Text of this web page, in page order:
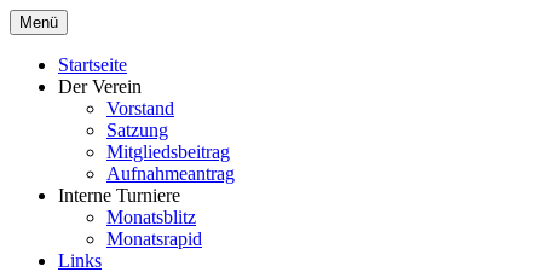
Zum
Inhalt
springen
Menü
Startseite
Der Verein
Vorstand
Satzung
Mitgliedsbeitrag
Aufnahmeantrag
Interne Turniere
Monatsblitz
Monatsrapid
Links